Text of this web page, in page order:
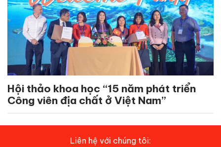
Hội thảo khoa học “15 năm phát triển
Công viên địa chất ở Việt Nam”
Liên hệ với chúng tôi: